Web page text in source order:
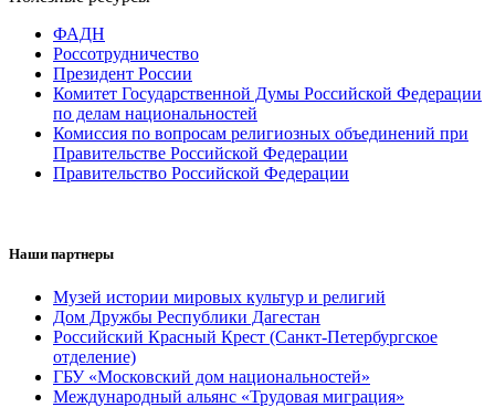
ФАДН
Россотрудничество
Президент России
Комитет Государственной Думы Российской Федерации
по делам национальностей
Комиссия по вопросам религиозных объединений при
Правительстве Российской Федерации
Правительство Российской Федерации
Наши партнеры
Музей истории мировых культур и религий
Дом Дружбы Республики Дагестан
Российский Красный Крест (Санкт-Петербургское
отделение)
ГБУ «Московский дом национальностей»
Международный альянс «Трудовая миграция»